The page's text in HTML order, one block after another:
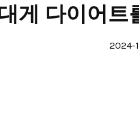
게 다이어트
2024-